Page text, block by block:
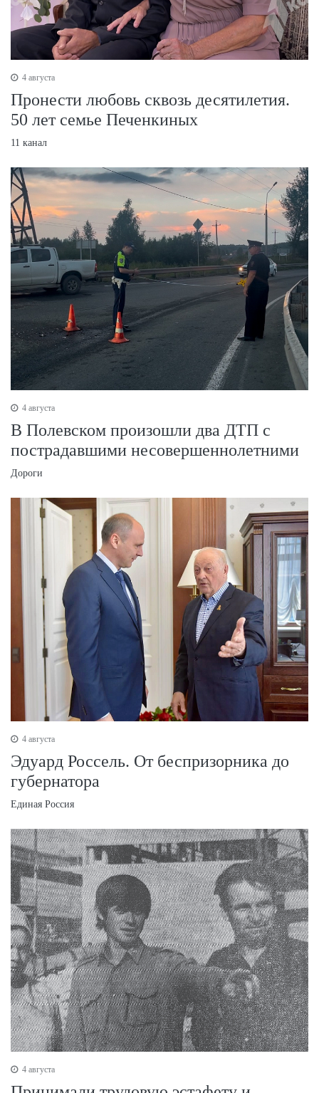
4 августа
Пронести любовь сквозь десятилетия.
50 лет семье Печенкиных
11 канал
4 августа
В Полевском произошли два ДТП с
пострадавшими несовершеннолетними
Дороги
4 августа
Эдуард Россель. От беспризорника до
губернатора
Единая Россия
4 августа